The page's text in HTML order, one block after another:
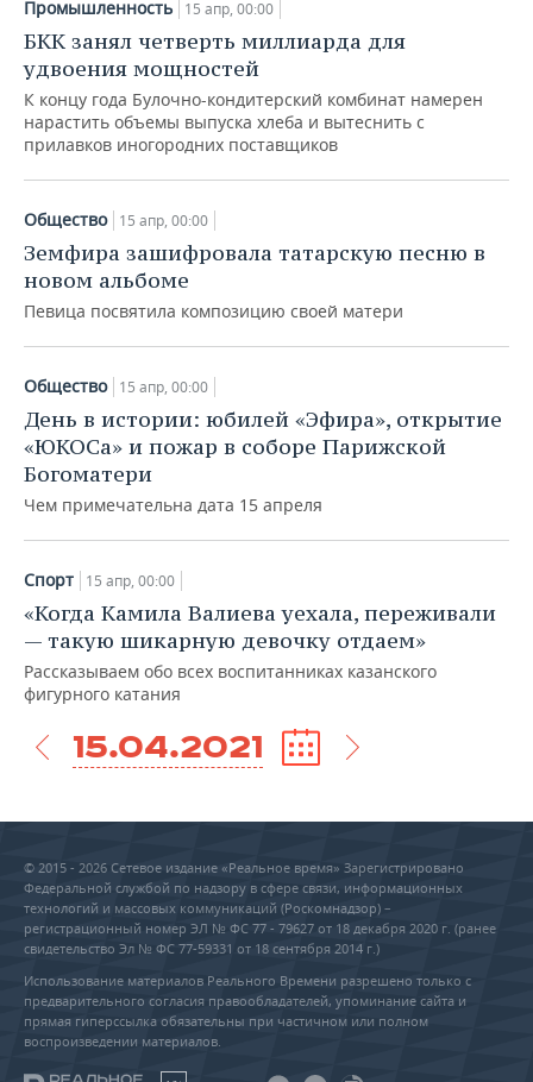
Промышленность 15 апр, 00:00
БКК занял четверть миллиарда для
удвоения мощностей
К концу года Булочно-кондитерский комбинат намерен
нарастить объемы выпуска хлеба и вытеснить с
прилавков иногородних поставщиков
Общество 15 апр, 00:00
Земфира зашифровала татарскую песню в
новом альбоме
Певица посвятила композицию своей матери
Общество 15 апр, 00:00
День в истории: юбилей «Эфира», открытие
«ЮКОСа» и пожар в соборе Парижской
Богоматери
Чем примечательна дата 15 апреля
Спорт 15 апр, 00:00
«Когда Камила Валиева уехала, переживали
— такую шикарную девочку отдаем»
Рассказываем обо всех воспитанниках казанского
фигурного катания
15.04.2021
© 2015 - 2026 Сетевое издание «Реальное время» Зарегистрировано
Федеральной службой по надзору в сфере связи, информационных
технологий и массовых коммуникаций (Роскомнадзор) –
регистрационный номер ЭЛ № ФС 77 - 79627 от 18 декабря 2020 г. (ранее
свидетельство Эл № ФС 77-59331 от 18 сентября 2014 г.)
Использование материалов Реального Времени разрешено только с
предварительного согласия правообладателей, упоминание сайта и
прямая гиперссылка обязательны при частичном или полном
воспроизведении материалов.